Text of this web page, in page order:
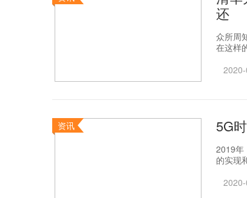
还
众所周
在这样
资讯 5G
2019年
的实现